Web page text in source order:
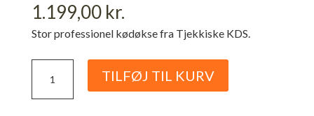
1.199,00 kr.
Stor professionel kødøkse fra Tjekkiske KDS.
rustfri
TILFØJ TIL KURV